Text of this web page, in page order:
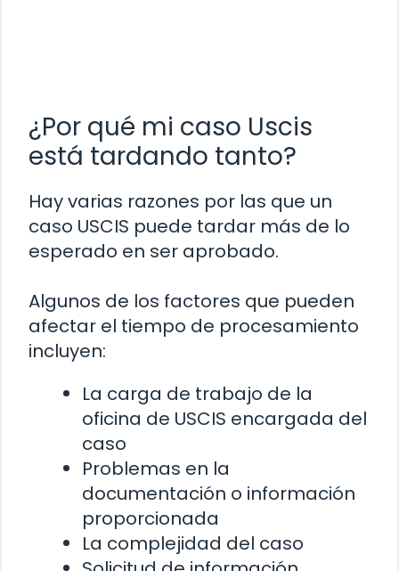
¿Por qué mi caso Uscis
está tardando tanto?
Hay varias razones por las que un
caso USCIS puede tardar más de lo
esperado en ser aprobado.
Algunos de los factores que pueden
afectar el tiempo de procesamiento
incluyen:
La carga de trabajo de la
oficina de USCIS encargada del
caso
Problemas en la
documentación o información
proporcionada
La complejidad del caso